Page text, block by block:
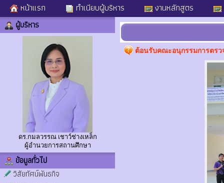
หน้าแรก ทำเนียบผู้บริหาร งานหลักสูตร
ผู้บริหาร
ดร.กมลวรรณ เชาว์ช่างเหล็ก
ผู้อำนวยการสถานศึกษา
ข้อมูลทั่วไป
วิสัยทัศน์พันธกิจ
ต้อนรับคณะอนุกรรมการตรว